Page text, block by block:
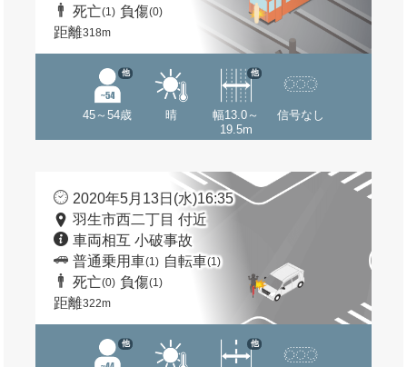
死亡(1) 負傷(0)
距離318m
45～54歳
他
晴
幅13.0～
19.5m
他
信号なし
2020年5月13日(水)16:35
羽生市西二丁目 付近
車両相互 小破事故
普通乗用車(1) 自転車(1)
死亡(0) 負傷(1)
距離322m
他 他